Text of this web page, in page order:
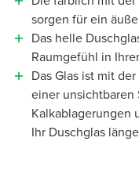
sorgen für ein
Das helle
Raumgefühl in
Das Glas ist mit
einer unsichtbaren
Kalkablagerungen
Ihr Duschglas